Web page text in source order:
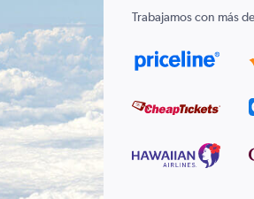
Trabajamos con más